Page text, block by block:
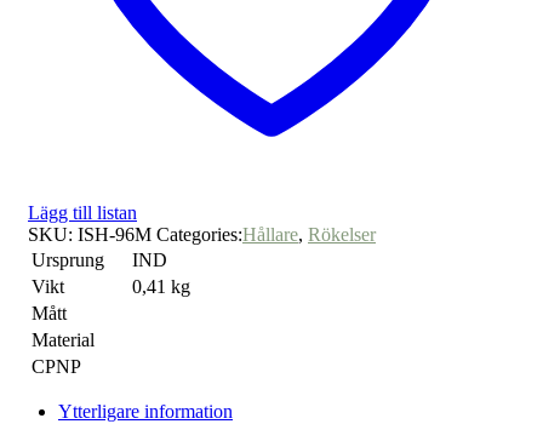
Lägg till listan
SKU: ISH-96M Categories:Hållare, Rökelser
Ursprung
IND
Vikt
0,41 kg
Mått
Material
CPNP
Ytterligare information